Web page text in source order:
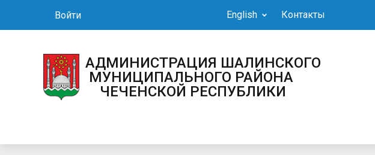
Войти English Контакты
АДМИНИСТРАЦИЯ ШАЛИНСКОГО
МУНИЦИПАЛЬНОГО РАЙОНА
ЧЕЧЕНСКОЙ РЕСПУБЛИКИ